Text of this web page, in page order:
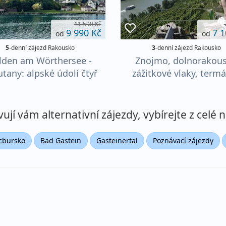
11 590 Kč
od9 990 Kč
5-denní zájezd Rakousko
am Wörthersee -
alpské údolí čtyř
od 7
3-denní zájezd Rakousko
Znojmo,
zážitkové vlaky,
vám alternativní zájezdy, vybírejte z celé
Bad Gastein Gasteinertal Poznávací zájezdy